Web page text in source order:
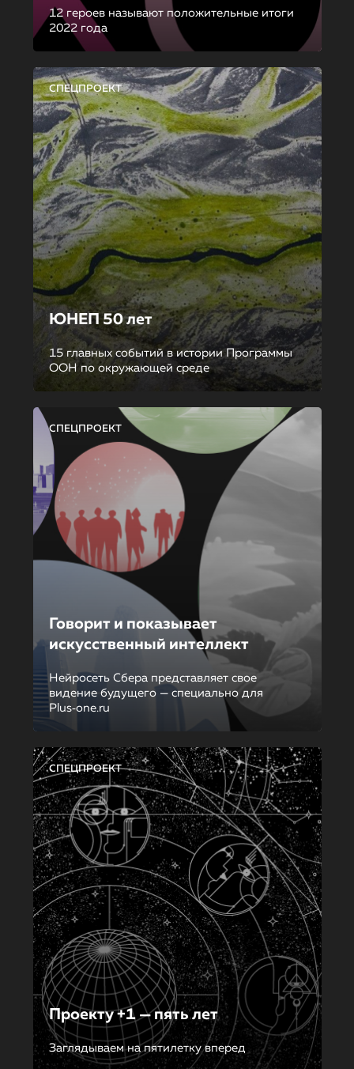
12 героев называют положительные итоги
2022 года
СПЕЦПРОЕКТ
ЮНЕП 50 лет
15 главных событий в истории Программы
ООН по окружающей среде
СПЕЦПРОЕКТ
Говорит и показывает
искусственный интеллект
Нейросеть Сбера представляет свое
видение будущего — специально для
Plus‑one.ru
СПЕЦПРОЕКТ
Проекту +1 — пять лет
Заглядываем на пятилетку вперед